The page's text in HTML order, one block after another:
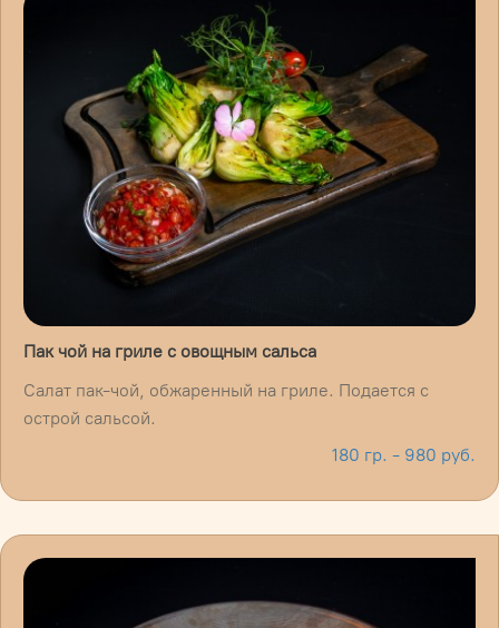
Пак чой на гриле с овощным сальса
Салат пак-чой, обжаренный на гриле. Подается с
острой сальсой.
180 гр. - 980 руб.